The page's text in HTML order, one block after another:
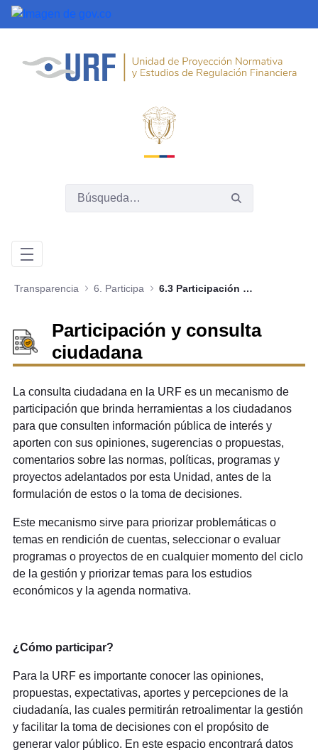
Saltar al contenido principal
Transparencia 6. Participa 6.3 Participación y consulta ciudadana de proyectos, normas, políticas o programas
Participación y consulta
ciudadana
La consulta ciudadana en la URF es un mecanismo de
participación que brinda herramientas a los ciudadanos
para que consulten información pública de interés y
aporten con sus opiniones, sugerencias o propuestas,
comentarios sobre las normas, políticas, programas y
proyectos adelantados por esta Unidad, antes de la
formulación de estos o la toma de decisiones.
Este mecanismo sirve para priorizar problemáticas o
temas en rendición de cuentas, seleccionar o evaluar
programas o proyectos de en cualquier momento del ciclo
de la gestión y priorizar temas para los estudios
económicos y la agenda normativa.
¿Cómo participar?
Para la URF es importante conocer las opiniones,
propuestas, expectativas, aportes y percepciones de la
ciudadanía, las cuales permitirán retroalimentar la gestión
y facilitar la toma de decisiones con el propósito de
generar valor público. En este espacio encontrará datos